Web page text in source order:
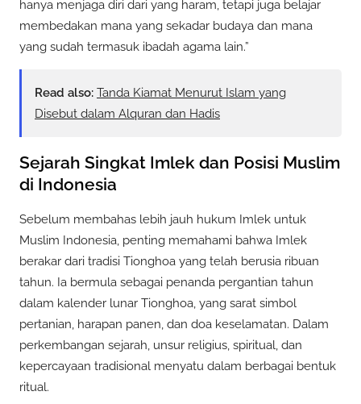
hanya menjaga diri dari yang haram, tetapi juga belajar
membedakan mana yang sekadar budaya dan mana
yang sudah termasuk ibadah agama lain.”
Read also: Tanda Kiamat Menurut Islam yang
Disebut dalam Alquran dan Hadis
Sejarah Singkat Imlek dan Posisi Muslim
di Indonesia
Sebelum membahas lebih jauh hukum Imlek untuk
Muslim Indonesia, penting memahami bahwa Imlek
berakar dari tradisi Tionghoa yang telah berusia ribuan
tahun. Ia bermula sebagai penanda pergantian tahun
dalam kalender lunar Tionghoa, yang sarat simbol
pertanian, harapan panen, dan doa keselamatan. Dalam
perkembangan sejarah, unsur religius, spiritual, dan
kepercayaan tradisional menyatu dalam berbagai bentuk
ritual.